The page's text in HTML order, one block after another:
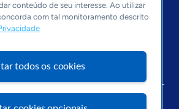
conteúdo de seu interesse. Ao utilizar
com tal monitoramento descrito
todos os cookies